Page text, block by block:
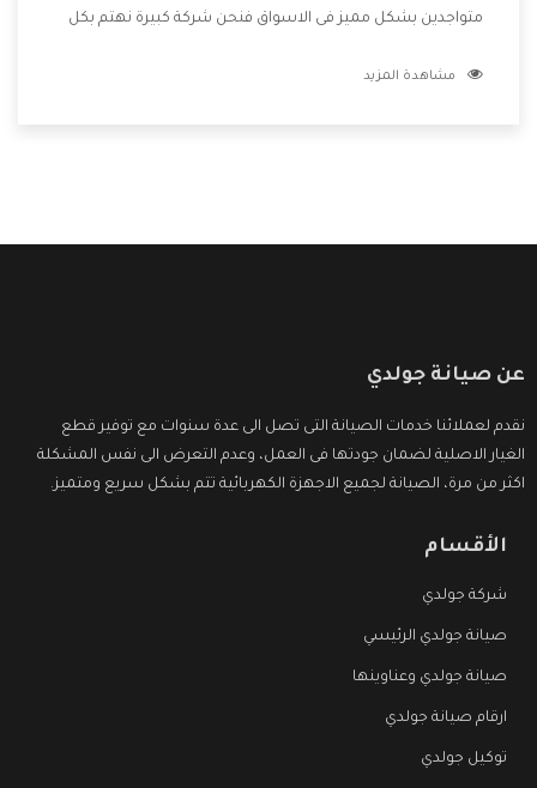
متواجدين بشكل مميز فى الاسواق فنحن شركة كبيرة نهتم بكل
الشركة بها والتى تكون منها خدمة الصيانة التى تكون من أهم
مشاهدة المزيد
عن صيانة جولدي
نقدم لعملائنا خدمات الصيانة التى تصل الى عدة سنوات مع توفير قطع
الغيار الاصلية لضمان جودتها فى العمل، وعدم التعرض الى نفس المشكلة
اكثر من مرة، الصيانة لجميع الاجهزة الكهربائية تتم بشكل سريع ومتميز.
الأقسام
شركة جولدي
صيانة جولدي الرئيسي
صيانة جولدي وعناوينها
ارقام صيانة جولدي
توكيل جولدي